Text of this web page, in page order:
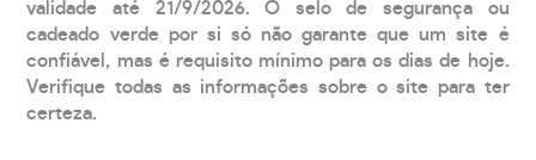
validade até 21/9/2026. O selo de segurança ou
cadeado verde por si só não garante que um site é
confiável, mas é requisito mínimo para os dias de hoje.
Verifique todas as informações sobre o site para ter
certeza.